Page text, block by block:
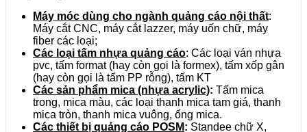
Máy móc dùng cho ngành quảng cáo nội thất:
Máy cắt CNC, máy cắt lazzer, máy uốn chữ, máy
fiber các loại;
Các loại tấm nhựa quảng cáo: Các loại ván nhựa
pvc, tấm format (hay còn gọi là formex), tấm xốp gân
(hay còn gọi là tấm PP rỗng), tấm KT
Các sản phẩm mica (nhựa acrylic): Tấm mica
trong, mica màu, các loại thanh mica tam giá, thanh
mica tròn, thanh mica vuông, ống mica.
Các thiết bị quảng cáo POSM: Standee chữ X,